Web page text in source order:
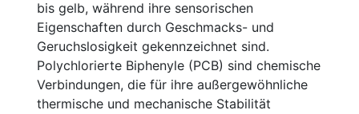
bis gelb, während ihre sensorischen
Eigenschaften durch Geschmacks- und
Geruchslosigkeit gekennzeichnet sind.
Polychlorierte Biphenyle (PCB) sind chemische
Verbindungen, die für ihre außergewöhnliche
thermische und mechanische Stabilität